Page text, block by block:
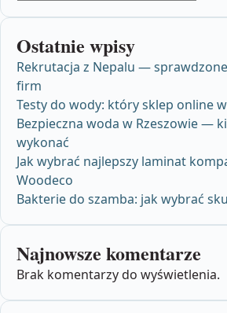
Ostatnie wpisy
Rekrutacja z Nepalu —
firm
Testy do wody: który sklep online
Bezpieczna woda w Rzeszowie —
wykonać
Jak wybrać najlepszy laminat
Woodeco
Bakterie do szamba: jak wybrać
Najnowsze komentarze
Brak komentarzy do wyświetlenia.